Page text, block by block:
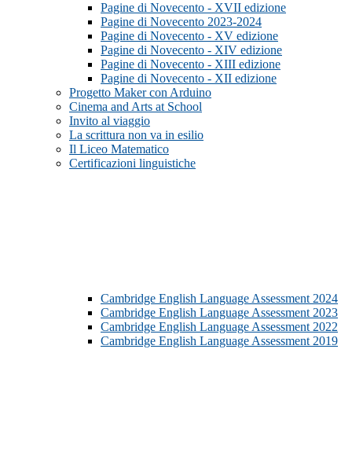
Pagine di Novecento - XVII edizione
Pagine di Novecento 2023-2024
Pagine di Novecento - XV edizione
Pagine di Novecento - XIV edizione
Pagine di Novecento - XIII edizione
Pagine di Novecento - XII edizione
Progetto Maker con Arduino
Cinema and Arts at School
Invito al viaggio
La scrittura non va in esilio
Il Liceo Matematico
Certificazioni linguistiche
Cambridge English Language Assessment 2024
Cambridge English Language Assessment 2023
Cambridge English Language Assessment 2022
Cambridge English Language Assessment 2019